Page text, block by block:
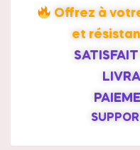
Offrez à
et